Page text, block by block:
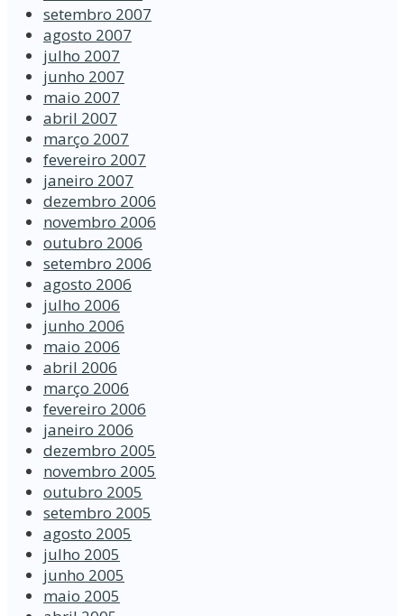
setembro 2007
agosto 2007
julho 2007
junho 2007
maio 2007
abril 2007
março 2007
fevereiro 2007
janeiro 2007
dezembro 2006
novembro 2006
outubro 2006
setembro 2006
agosto 2006
julho 2006
junho 2006
maio 2006
abril 2006
março 2006
fevereiro 2006
janeiro 2006
dezembro 2005
novembro 2005
outubro 2005
setembro 2005
agosto 2005
julho 2005
junho 2005
maio 2005